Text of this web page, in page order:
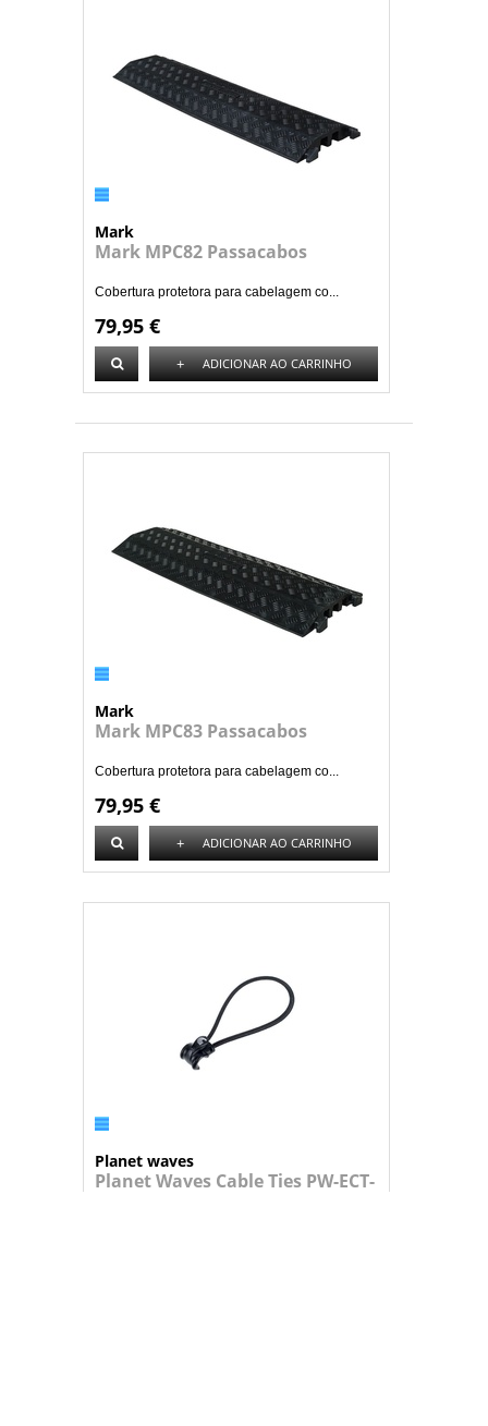
Mark
Mark MPC82 Passacabos
Cobertura protetora para cabelagem co...
79,95 €
+ ADICIONAR AO CARRINHO
Mark
Mark MPC83 Passacabos
Cobertura protetora para cabelagem co...
79,95 €
+ ADICIONAR AO CARRINHO
Planet waves
Planet Waves Cable Ties PW-ECT-